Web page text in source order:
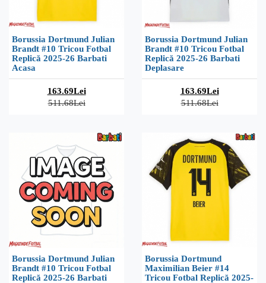
Borussia Dortmund Julian
Brandt #10 Tricou Fotbal
Replică 2025-26 Barbati
Acasa
163.69Lei
511.68Lei
Borussia Dortmund Julian
Brandt #10 Tricou Fotbal
Replică 2025-26 Barbati
Deplasare
163.69Lei
511.68Lei
Borussia Dortmund Julian
Brandt #10 Tricou Fotbal
Replică 2025-26 Barbati
Borussia Dortmund
Maximilian Beier #14
Tricou Fotbal Replică 2025-